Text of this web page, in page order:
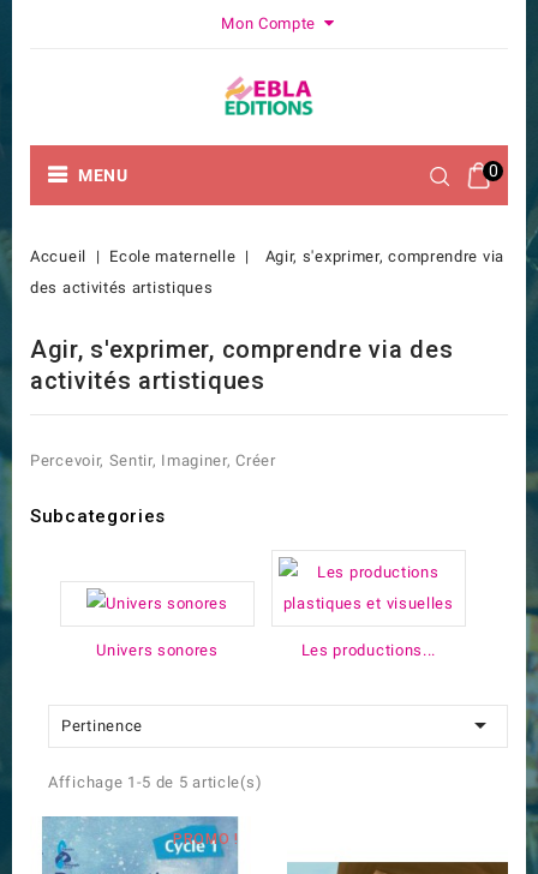
Mon Compte
0
MENU
Accueil Ecole maternelle
Agir, s'exprimer, comprendre via
des activités artistiques
Agir, s'exprimer, comprendre via des
activités artistiques
Percevoir, Sentir, Imaginer, Créer
Subcategories
Univers sonores Les productions...
Pertinence 
Affichage 1-5 de 5 article(s)
PROMO !